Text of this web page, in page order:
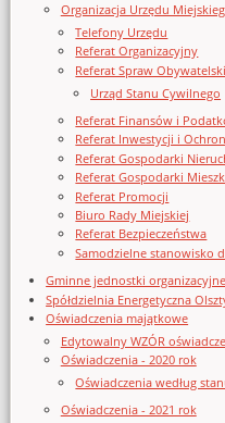
Organizacja Urzędu
Telefony Urzędu
Referat Organizacyjny
Referat Spraw
Urząd Stanu Cywilnego
Referat Finansów i
Referat Inwestycji i
Referat Gospodarki
Referat Gospodarki
Referat Promocji
Biuro Rady Miejskiej
Referat Bezpieczeństwa
Samodzielne stanowisko
Gminne jednostki organizacyjne
Spółdzielnia Energetyczna
Oświadczenia majątkowe
Edytowalny WZÓR
Oświadczenia - 2020 rok
Oświadczenia według
Oświadczenia - 2021 rok